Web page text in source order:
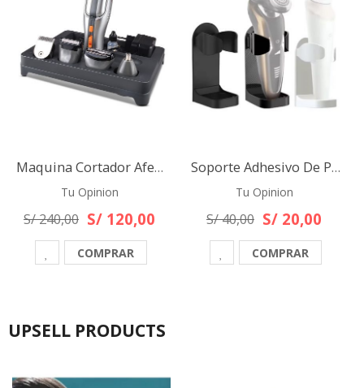
Maquina Cortador Afeitador Multifuncional 8 En 1 Recargable - Kemei
Tu Opinion
S/ 120,00
S/ 240,00
COMPRAR
Soporte Adhesivo De Pared Para Afeitador Cepillo Eléctrico
Tu Opinion
S/ 20,00
S/ 40,00
COMPRAR
UPSELL PRODUCTS